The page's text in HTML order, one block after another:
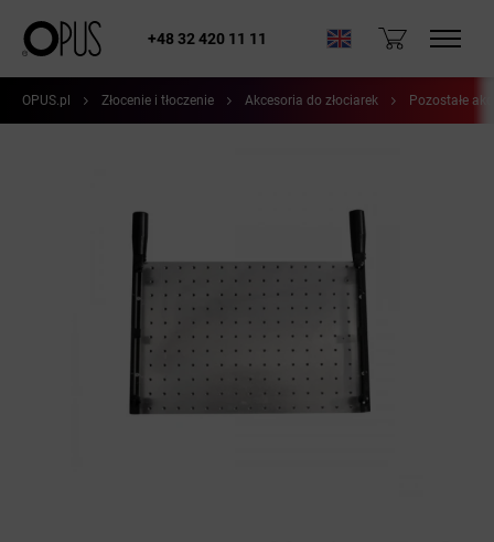
+48 32 420 11 11
OPUS.pl Złocenie i tłoczenie Akcesoria do złociarek Pozostałe